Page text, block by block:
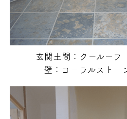
玄関土間：クールー
壁：コーラルスト